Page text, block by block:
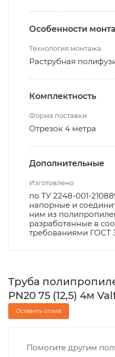
Особенности
Технология монтажа
Раструбная
Комплектность
Форма поставки
Отрезок 4 метра
Дополнительные
Изготовлено
по ТУ 2248-001-
напорные и
ним из
разработанные в
требованиями ГОСТ
Труба
PN20 75 (12,5) 4м
Оставить отзыв
Помогите другим